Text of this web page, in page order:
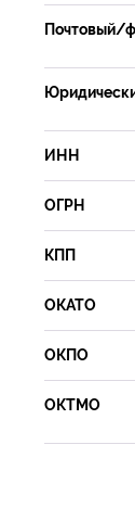
Почтовый/
ИНН
ОГРН
КПП
ОКАТО
ОКПО
ОКТМО